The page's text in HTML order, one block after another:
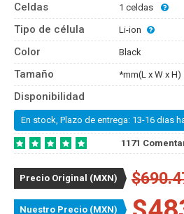
Celdas 1 celdas
Tipo de célula Li-ion
Color Black
Tamaño *mm(L x W x H)
Disponibilidad
En stock, Plazo de entrega: 13-16 dias
1171
Precio Original (MXN)
Nuestro Precio (MXN)